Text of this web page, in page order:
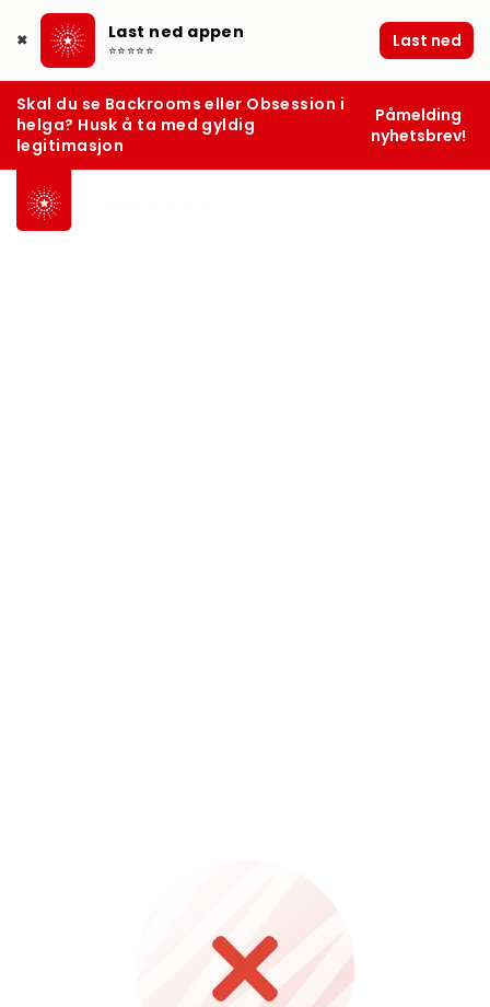
✖ Last ned appen
⭐⭐⭐⭐⭐ Last ned
Skal du se Backrooms eller Obsession i
helga? Husk å ta med gyldig
legitimasjon
Påmelding
nyhetsbrev!